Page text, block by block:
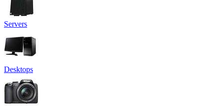
Servers
Desktops